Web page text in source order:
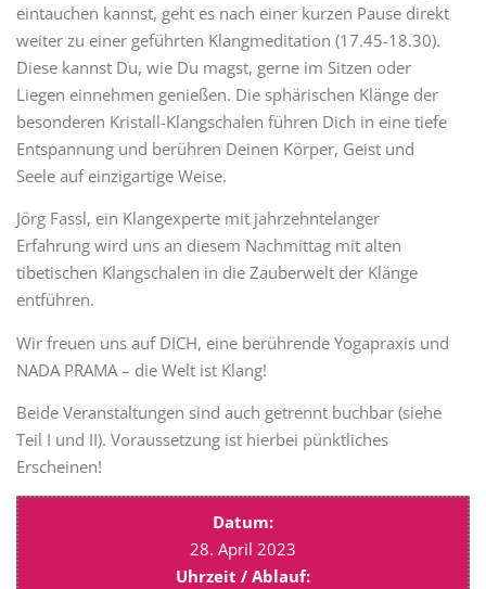
eintauchen kannst, geht es nach einer kurzen Pause direkt
weiter zu einer geführten Klangmeditation (17.45-18.30).
Diese kannst Du, wie Du magst, gerne im Sitzen oder
Liegen einnehmen genießen. Die sphärischen Klänge der
besonderen Kristall-Klangschalen führen Dich in eine tiefe
Entspannung und berühren Deinen Körper, Geist und
Seele auf einzigartige Weise.
Jörg Fassl, ein Klangexperte mit jahrzehntelanger
Erfahrung wird uns an diesem Nachmittag mit alten
tibetischen Klangschalen in die Zauberwelt der Klänge
entführen.
Wir freuen uns auf DICH, eine berührende Yogapraxis und
NADA PRAMA – die Welt ist Klang!
Beide Veranstaltungen sind auch getrennt buchbar (siehe
Teil I und II). Voraussetzung ist hierbei pünktliches
Erscheinen!
Datum:
28. April 2023
Uhrzeit / Ablauf: